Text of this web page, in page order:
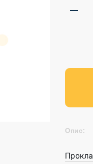
Опис: